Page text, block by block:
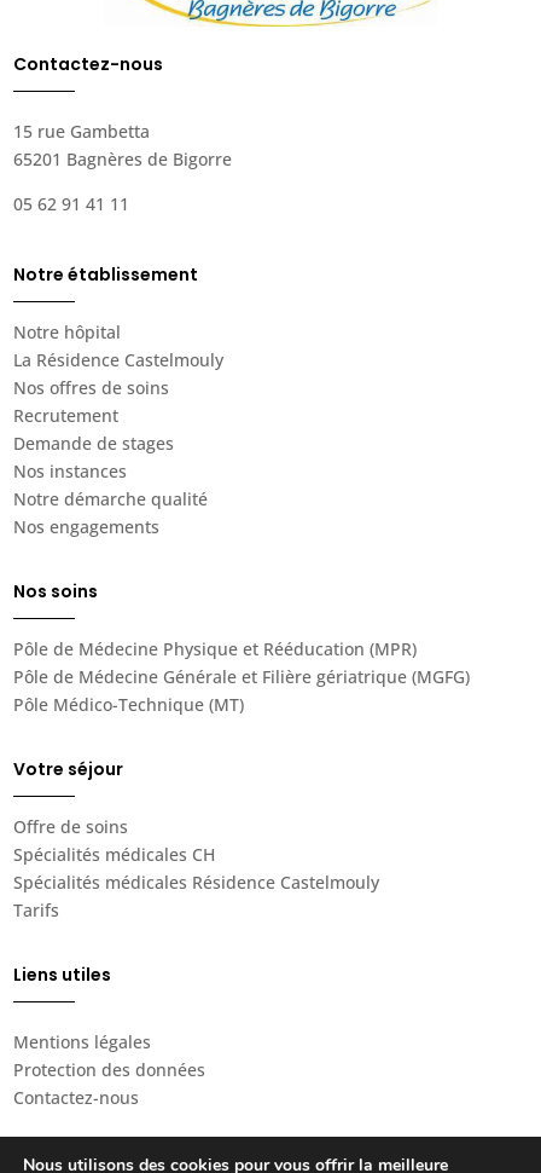
Contactez-nous
15 rue Gambetta
65201 Bagnères de Bigorre
05 62 91 41 11
Notre établissement
Notre hôpital
La Résidence Castelmouly
Nos offres de soins
Recrutement
Demande de stages
Nos instances
Notre démarche qualité
Nos engagements
Nos soins
Pôle de Médecine Physique et Rééducation (MPR)
Pôle de Médecine Générale et Filière gériatrique (MGFG)
Pôle Médico-Technique (MT)
Votre séjour
Offre de soins
Spécialités médicales CH
Spécialités médicales Résidence Castelmouly
Tarifs
Liens utiles
Mentions légales
Protection des données
Contactez-nous
Nous utilisons des cookies pour vous offrir la meilleure